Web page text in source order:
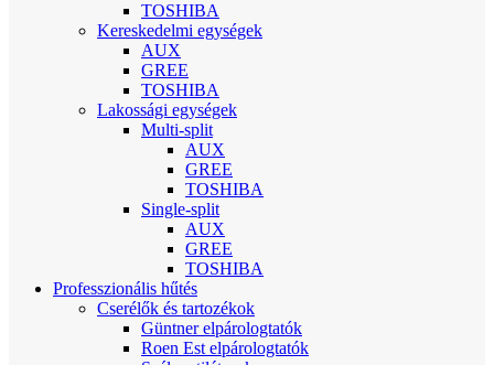
TOSHIBA
Kereskedelmi egységek
AUX
GREE
TOSHIBA
Lakossági egységek
Multi-split
AUX
GREE
TOSHIBA
Single-split
AUX
GREE
TOSHIBA
Professzionális hűtés
Cserélők és tartozékok
Güntner elpárologtatók
Roen Est elpárologtatók